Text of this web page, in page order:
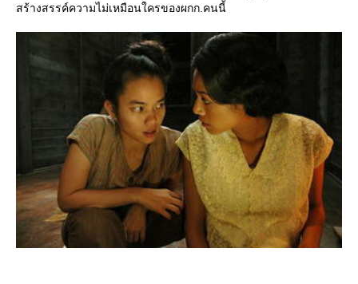
สร้างสรรค์ความไม่เหมือนใครของผกก.คนนี้